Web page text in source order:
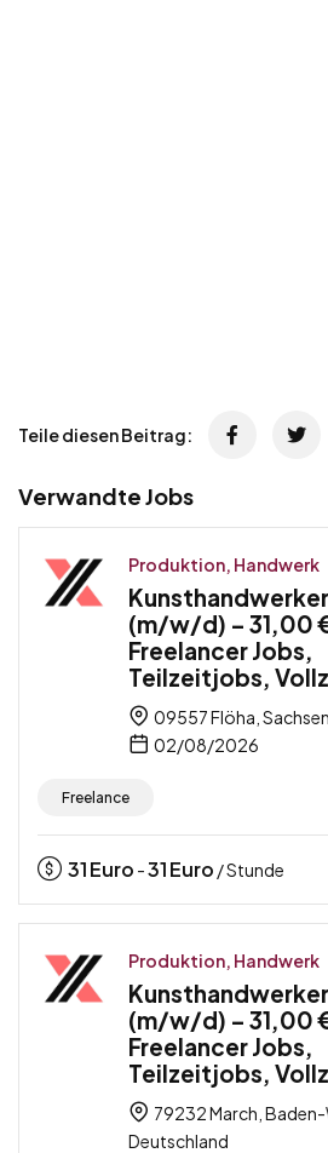
Teile diesen Beitrag:
Verwandte Jobs
Produktion, Handwerk
(m/w/d) – 31,00
Freelancer Jobs,
Teilzeitjobs,
09557 Flöha,
02/08/2026
Freelance
31Euro -31Euro / Stunde
Produktion, Handwerk
(m/w/d) – 31,00
Freelancer Jobs,
Teilzeitjobs,
79232 March,
Deutschland